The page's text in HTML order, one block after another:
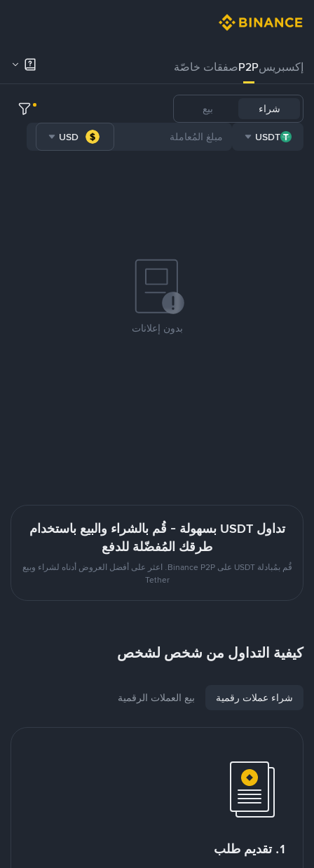
إكسبريسP2Pصفقات خاصّة
شراء بيع
USDT
USD
بدون إعلانات
تداول USDT بسهولة - قُم بالشراء والبيع باستخدام
طرقك المُفضّلة للدفع
قُم بمُبادلة USDT على Binance P2P. اعثر على أفضل العروض أدناه لشراء وبيع
Tether
كيفية التداول من شخص لشخص
شراء عملات رقمية بيع العملات الرقمية
1. تقديم طلب